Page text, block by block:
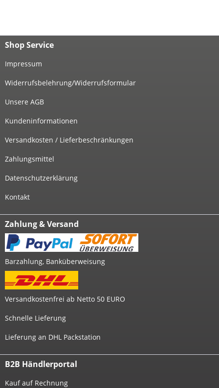
Shop Service
Impressum
Widerrufsbelehrung/Widerrufsformular
Unsere AGB
Kundeninformationen
Versandkosten / Lieferbeschränkungen
Zahlungsmittel
Datenschutzerklärung
Kontakt
Zahlung & Versand
Barzahlung, Banküberweisung
Versandkostenfrei ab Netto 50 EURO
Schnelle Lieferung
Lieferung an DHL Packstation
B2B Händlerportal
Kauf auf Rechnung